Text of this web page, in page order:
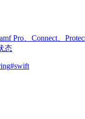
Pro、Connect、
态
#swift